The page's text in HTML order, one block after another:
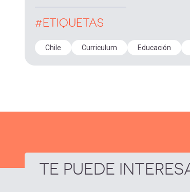
#ETIQUETAS
Chile Curriculum Educación
TE PUEDE